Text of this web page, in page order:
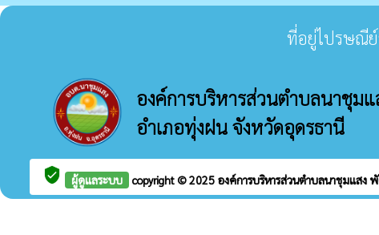
ที่อยู่ไปรษณีย์
องค์การบริหารส่วนตำบลนาชุมแ
อำเภอทุ่งฝน จังหวัดอุดรธานี
verified_user ผู้ดูแลระบบ copyright © 2025 องค์การบริหารส่วนตำบลนาชุมแสง